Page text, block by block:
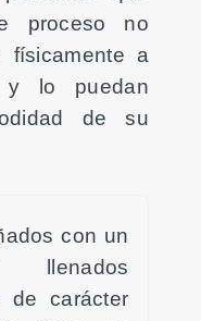
proceso no
físicamente a
y lo puedan
de su
con un
de carácter